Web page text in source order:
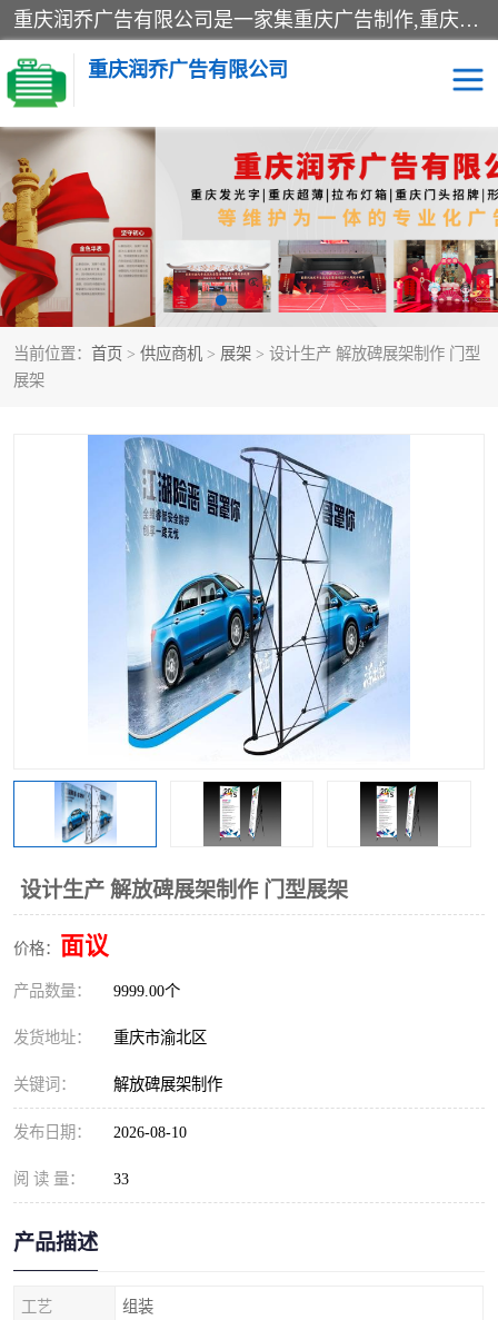
重庆润乔广告有限公司是一家集重庆广告制作,重庆标识标牌,亚克力发光字,led发光字,树脂发光字,超薄灯箱,拉布灯箱,吸塑灯箱,门头招牌,企业形象墙,写真喷绘,x展架,拉网展架,广告展架,条幅,锦旗设计,制作,施工,维护为一体的专业化广告公司.
重庆润乔广告有限公司
当前位置： 首页 > 供应商机 > 展架 > 设计生产 解放碑展架制作 门型
展架
设计生产 解放碑展架制作 门型展架
价格： 面议
产品数量： 9999.00个
发货地址： 重庆市渝北区
关键词： 解放碑展架制作
发布日期： 2026-08-10
阅 读 量： 33
产品描述
工艺 组装
招牌类 发光字类
灯箱类 形象墙类
标识标牌类 写真喷绘类
展架 条幅